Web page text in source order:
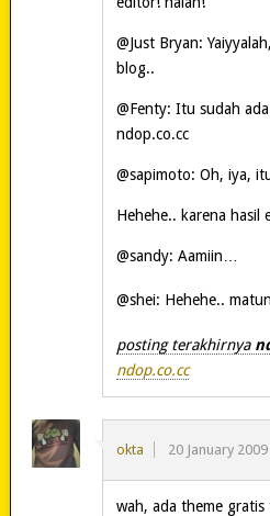
@Just Bryan:
blog..
@Fenty: Itu sudah
ndop.co.cc
@sapimoto: Oh, iya,
Hehehe.. karena hasil
@sandy: Aamiin…
@shei: Hehehe..
posting terakhirnya
ndop.co.cc
okta 20 January 2009
wah, ada theme